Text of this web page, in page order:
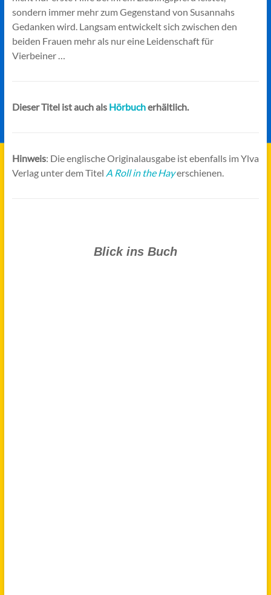
sondern immer mehr zum Gegenstand von Susannahs
Gedanken wird. Langsam entwickelt sich zwischen den
beiden Frauen mehr als nur eine Leidenschaft für
Vierbeiner …
Dieser Titel ist auch als Hörbucherhältlich.
Hinweis: Die englische Originalausgabe ist ebenfalls im Ylva
Verlag unter dem Titel A Roll in the Hayerschienen.
Blick ins Buch